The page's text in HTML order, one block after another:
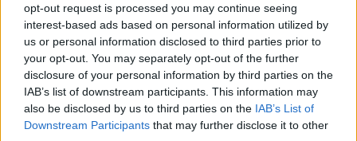
opt-out request is processed you may continue seeing
interest-based ads based on personal information utilized by
us or personal information disclosed to third parties prior to
your opt-out. You may separately opt-out of the further
disclosure of your personal information by third parties on the
IAB’s list of downstream participants. This information may
also be disclosed by us to third parties on the IAB’s List of
Downstream Participants that may further disclose it to other
ben a Bookline, az eddigi veszteséges éveket
követően tavaly 6.2 millió forintos adózott
eredményt ért el. Az EBITDA 116,6 millió forintot
tett ki, ami közel 302 millió forintos javulást jelent
a 2008-as évhez képest - hangzott el a cég mai
évértékelő beszédén.